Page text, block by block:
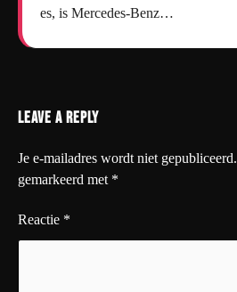
es, is Mercedes-Benz…
Leave a Reply
Je e-mailadres wordt niet gepubliceerd.
gemarkeerd met *
Reactie *